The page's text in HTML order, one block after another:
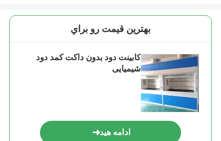
بهترين قيمت رو براي
کابینت دود بدون داکت کمد دود
شیمیایی
ادامه هید